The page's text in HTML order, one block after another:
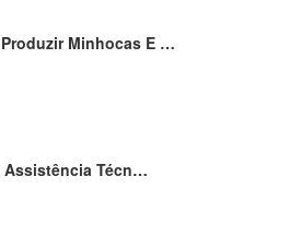
Minhocas E …
Assistência Técn…